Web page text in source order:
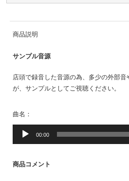
商品説明
サンプル音源
店頭で録音した音源の為、多少の外部
が、サンプルとしてご視聴ください。
曲名：
音
ー
00:00
商品コメント